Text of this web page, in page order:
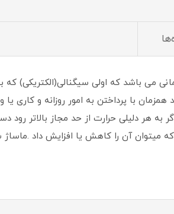
می باشد که اولی
با پرداختن به امور روزانه و
هر دلیلی حرارت از حد مجاز بالاتر رود
که میتوان آن را کاهش یا افزایش داد